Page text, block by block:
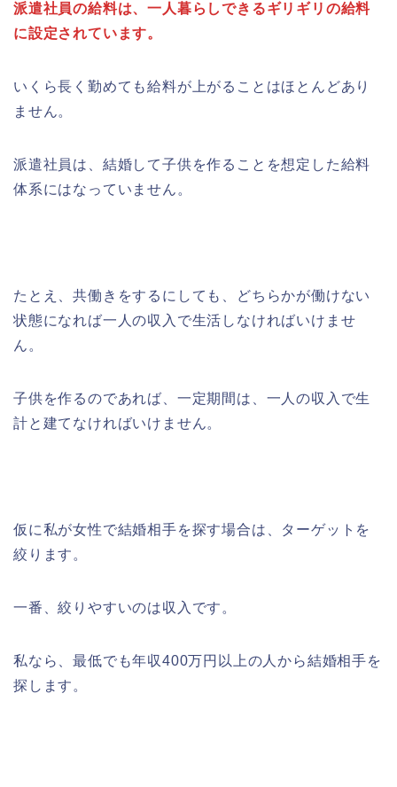
派遣社員の給料は、一人暮らしできるギリギリの給料
に設定されています。
いくら長く勤めても給料が上がることはほとんどあり
ません。
派遣社員は、結婚して子供を作ることを想定した給料
体系にはなっていません。
たとえ、共働きをするにしても、どちらかが働けない
状態になれば一人の収入で生活しなければいけませ
ん。
子供を作るのであれば、一定期間は、一人の収入で生
計と建てなければいけません。
仮に私が女性で結婚相手を探す場合は、ターゲットを
絞ります。
一番、絞りやすいのは収入です。
私なら、最低でも年収400万円以上の人から結婚相手を
探します。